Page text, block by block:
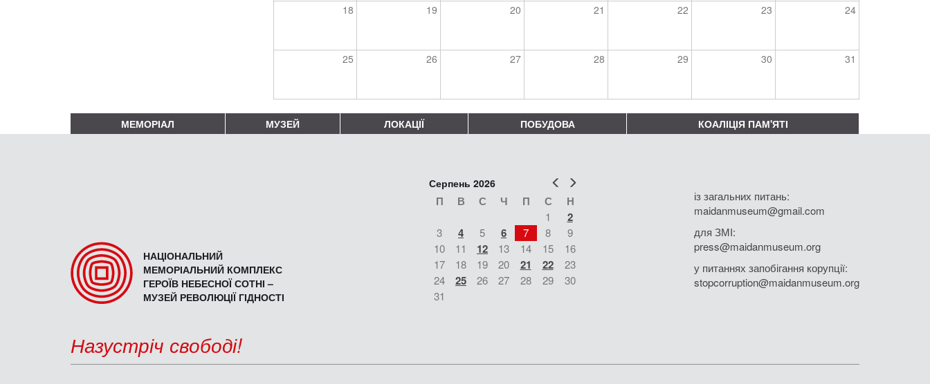
18 19 20 21 22 23 24
25 26 27 28 29 30 31
МЕМОРІАЛ МУЗЕЙ ЛОКАЦІЇ ПОБУДОВА КОАЛІЦІЯ ПАМ'ЯТІ
НАЦІОНАЛЬНИЙ
МЕМОРІАЛЬНИЙ КОМПЛЕКС
ГЕРОЇВ НЕБЕСНОЇ СОТНІ –
МУЗЕЙ РЕВОЛЮЦІЇ ГІДНОСТІ
Попер
Серпень 2026
П В С Ч П С Н
1 2
3 4 5 6 7 8
9
10
11 12 13 14 15
16
17
18 19 20 21 22
23
24
25 26 27 28 29
30
31
із загальних питань:
maidanmuseum@gmail.com
для ЗМІ:
press@maidanmuseum.org
у питаннях запобігання корупції:
stopcorruption@maidanmuseum.org
Назустріч свободі!